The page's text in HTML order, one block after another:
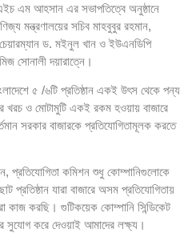
এম আহসান এর সভাপতিত্বে অনুষ্ঠানে
মন্ত্রণালয়ের সচিব মাহবুবুর রহমান,
চেয়ারম্যান ড. মইনুল খান ও ইউএনডিপি
সোনালী দয়ারাত্নে।
৫ /৬টি প্রতিষ্ঠান একই উৎস থেকে পন্য
ও মোটামুটি একই রকম হওয়ায় বাজারে
সরকার বাজারকে প্রতিযোগিতামূলক করতে
প্রতিযোগিতা কমিশন শুধু কোম্পানিগুলোকে
প্রতিষ্ঠান যারা বাজারে অসম প্রতিযোগিতায়
কাজ করছি। গুটিকয়েক কোম্পানি সিন্ডিকেট
সুযোগ করে দেওয়াই আমাদের লক্ষ্য।